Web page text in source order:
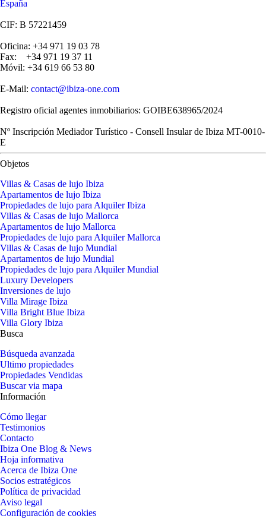
España
CIF: B 57221459
Oficina: +34 971 19 03 78
Fax: +34 971 19 37 11
Móvil: +34 619 66 53 80
E-Mail: contact@ibiza-one.com
Registro oficial agentes inmobiliarios: GOIBE638965/2024
Nº Inscripción Mediador Turístico - Consell Insular de Ibiza MT-0010-
E
Objetos
Villas & Casas de lujo Ibiza
Apartamentos de lujo Ibiza
Propiedades de lujo para Alquiler Ibiza
Villas & Casas de lujo Mallorca
Apartamentos de lujo Mallorca
Propiedades de lujo para Alquiler Mallorca
Villas & Casas de lujo Mundial
Apartamentos de lujo Mundial
Propiedades de lujo para Alquiler Mundial
Luxury Developers
Inversiones de lujo
Villa Mirage Ibiza
Villa Bright Blue Ibiza
Villa Glory Ibiza
Busca
Búsqueda avanzada
Ultimo propiedades
Propiedades Vendidas
Buscar via mapa
Información
Cómo llegar
Testimonios
Contacto
Ibiza One Blog & News
Hoja informativa
Acerca de Ibiza One
Socios estratégicos
Política de privacidad
Aviso legal
Configuración de cookies